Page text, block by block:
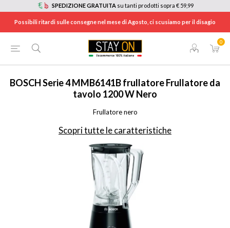
SPEDIZIONE GRATUITA su tanti prodotti sopra € 59,99
Possibili ritardi sulle consegne nel mese di Agosto, ci scusiamo per il disagio
0
ELETTRODOMESTICI / ELETTRODOMESTICI DA CUCINA
BOSCHSerie 4 MMB6141B frullatore Frullatore da
tavolo 1200 W Nero
Frullatore nero
Scopri tutte le caratteristiche